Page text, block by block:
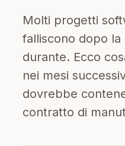
Molti progetti
falliscono dopo la
durante. Ecco
nei mesi
dovrebbe
contratto di